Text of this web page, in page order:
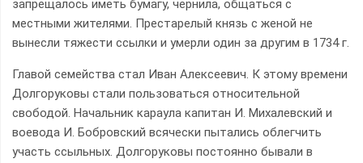
запрещалось иметь бумагу, чернила, общаться с
местными жителями. Престарелый князь с женой не
вынесли тяжести ссылки и умерли один за другим в 1734 г.
Главой семейства стал Иван Алексеевич. К этому времени
Долгоруковы стали пользоваться относительной
свободой. Начальник караула капитан И. Михалевский и
воевода И. Бобровский всячески пытались облегчить
участь ссыльных. Долгоруковы постоянно бывали в